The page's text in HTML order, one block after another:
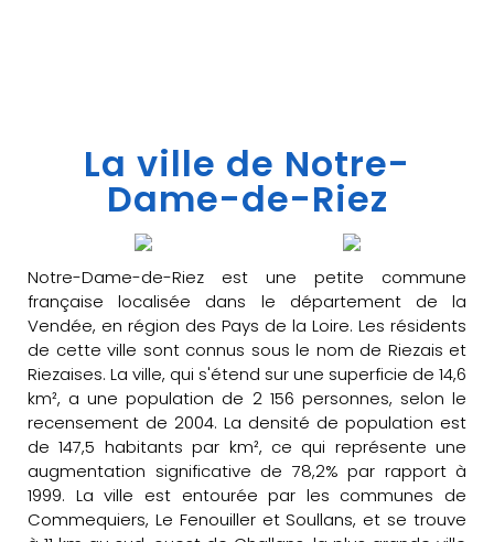
La ville de Notre-
Dame-de-Riez
Notre-Dame-de-Riez est une petite commune
française localisée dans le département de la
Vendée, en région des Pays de la Loire. Les résidents
de cette ville sont connus sous le nom de Riezais et
Riezaises. La ville, qui s'étend sur une superficie de 14,6
km², a une population de 2 156 personnes, selon le
recensement de 2004. La densité de population est
de 147,5 habitants par km², ce qui représente une
augmentation significative de 78,2% par rapport à
1999. La ville est entourée par les communes de
Commequiers, Le Fenouiller et Soullans, et se trouve